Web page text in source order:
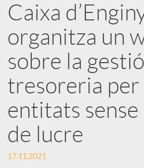
b
l
i
c
a
Caixa
organitza un
sobre la
tresoreria per
entitats sense
de lucre
17.11.2021